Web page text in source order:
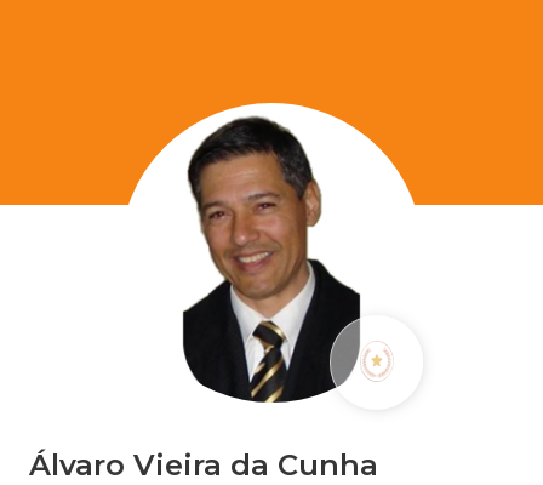
Álvaro Vieira da Cunha